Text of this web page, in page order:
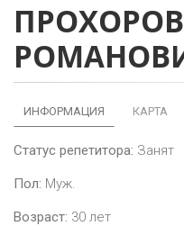
ИНФОРМАЦИЯ КАРТА
Статус репетитора: Занят
Пол: Муж.
Возраст: 30 лет